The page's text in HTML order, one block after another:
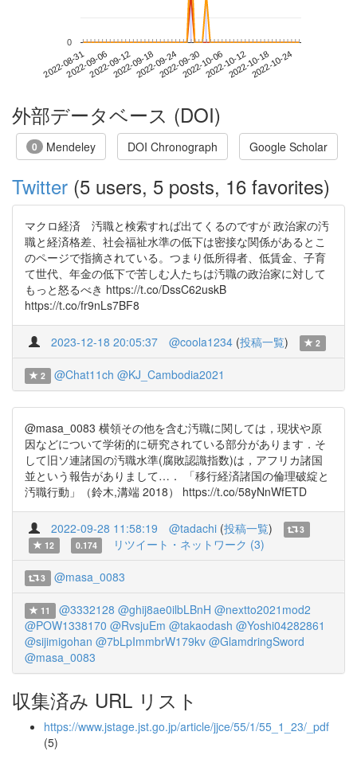
2022-08-312022-09-062022-09-122022-09-182022-09-242022-09-302022-10-062022-10-122022-10-182022-10-24
0
外部データベース (DOI)
0 Mendeley DOI Chronograph Google Scholar
Twitter (5 users, 5 posts, 16 favorites)
マクロ経済 汚職と検索すれば出てくるのですが 政治家の汚
職と経済格差、社会福祉水準の低下は密接な関係があるとこ
のページで指摘されている。つまり低所得者、低賃金、子育
て世代、年金の低下で苦しむ人たちは汚職の政治家に対して
もっと怒るべき https://t.co/DssC62uskB
https://t.co/fr9nLs7BF8
2023-12-18 20:05:37 @coola1234 (投稿一覧) 2
2 @Chat11ch @KJ_Cambodia2021
@masa_0083 横領その他を含む汚職に関しては，現状や原
因などについて学術的に研究されている部分があります．そ
して旧ソ連諸国の汚職水準(腐敗認識指数)は，アフリカ諸国
並という報告がありまして…． 「移行経済諸国の倫理破綻と
汚職行動」（鈴木,溝端 2018） https://t.co/58yNnWfETD
2022-09-28 11:58:19 @tadachi (投稿一覧)
3
12
0.174 リツイート・ネットワーク (3)
3 @masa_0083
11 @3332128 @ghij8ae0ilbLBnH @nextto2021mod2
@POW1338170 @RvsjuEm @takaodash @Yoshi04282861
@sijimigohan @7bLpImmbrW179kv @GlamdringSword
@masa_0083
収集済み URL リスト
https://www.jstage.jst.go.jp/article/jjce/55/1/55_1_23/_pdf
(5)